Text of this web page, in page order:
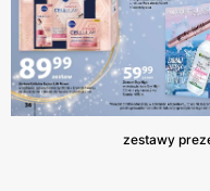
zestawy